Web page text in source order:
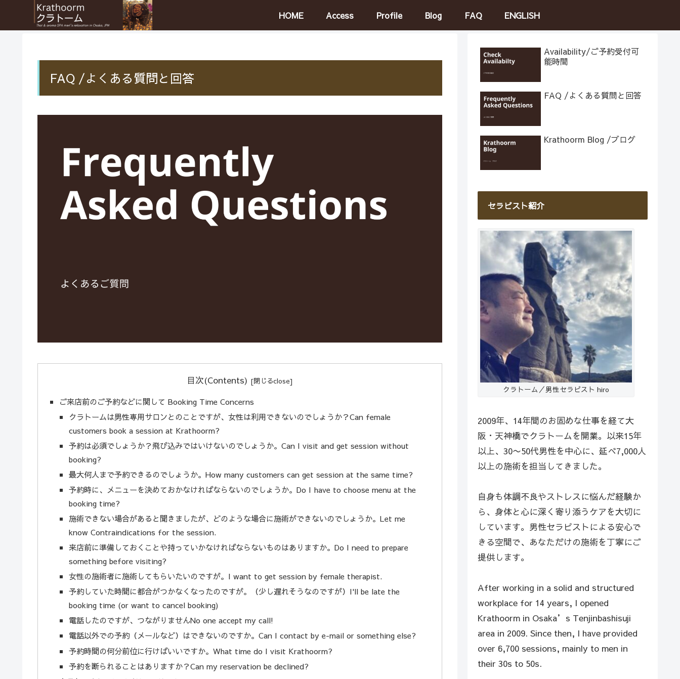
HOME Access Profile Blog FAQ ENGLISH
FAQ /よくある質問と回答
目次(Contents)
ご来店前のご予約などに関して Booking Time Concerns
クラトームは男性専用サロンとのことですが、女性は利用できないのでしょうか？Can female
customers book a session at Krathoorm?
予約は必須でしょうか？飛び込みではいけないのでしょうか。Can I visit and get session without
booking?
最大何人まで予約できるのでしょうか。How many customers can get session at the same time?
予約時に、メニューを決めておかなければならないのでしょうか。Do I have to choose menu at the
booking time?
施術できない場合があると聞きましたが、どのような場合に施術ができないのでしょうか。Let me
know Contraindications for the session.
来店前に準備しておくことや持っていかなければならないものはありますか。Do I need to prepare
something before visiting?
女性の施術者に施術してもらいたいのですが。I want to get session by female therapist.
予約していた時間に都合がつかなくなったのですが。（少し遅れそうなのですが）I'll be late the
booking time (or want to cancel booking)
電話したのですが、つながりませんNo one accept my call!
電話以外での予約（メールなど）はできないのですか。Can I contact by e-mail or something else?
予約時間の何分前位に行けばいいですか。What time do I visit Krathoorm?
予約を断られることはありますか？Can my reservation be declined?
Availability/ご予約受付可
能時間
FAQ /よくある質問と回答
Krathoorm Blog /ブログ
セラピスト紹介
クラトーム／男性セラピスト hiro
2009年、14年間のお固めな仕事を経て大
阪・天神橋でクラトームを開業。以来15年
以上、30〜50代男性を中心に、延べ7,000人
以上の施術を担当してきました。
自身も体調不良やストレスに悩んだ経験か
ら、身体と心に深く寄り添うケアを大切に
しています。男性セラピストによる安心で
きる空間で、あなただけの施術を丁寧にご
提供します。
After working in a solid and structured
workplace for 14 years, I opened
Krathoorm in Osaka’s Tenjinbashisuji
area in 2009. Since then, I have provided
over 6,700 sessions, mainly to men in
their 30s to 50s.